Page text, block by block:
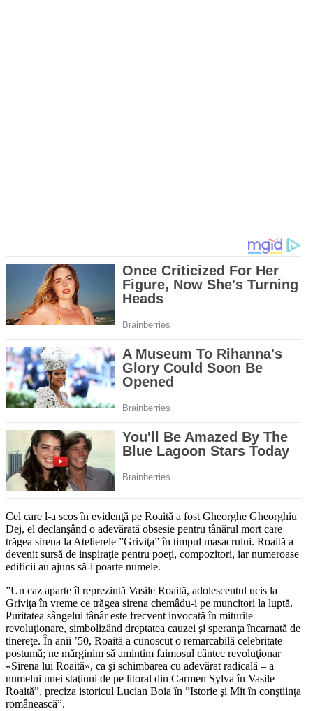
Cel care l-a scos în evidenţă pe Roaită a fost Gheorghe Gheorghiu
Dej, el declanşând o adevărată obsesie pentru tânărul mort care
trăgea sirena la Atelierele ”Griviţa” în timpul masacrului. Roaită a
devenit sursă de inspiraţie pentru poeţi, compozitori, iar numeroase
edificii au ajuns să-i poarte numele.
”Un caz aparte îl reprezintă Vasile Roaită, adolescentul ucis la
Griviţa în vreme ce trăgea sirena chemâdu-i pe muncitori la luptă.
Puritatea sângelui tânâr este frecvent invocată în miturile
revoluţionare, simbolizând dreptatea cauzei şi speranţa încarnată de
tinereţe. În anii ’50, Roaită a cunoscut o remarcabilă celebritate
postumă; ne mărginim să amintim faimosul cântec revoluţionar
«Sirena lui Roaită», ca şi schimbarea cu adevărat radicală – a
numelui unei staţiuni de pe litoral din Carmen Sylva în Vasile
Roaită”, preciza istoricul Lucian Boia în ”Istorie şi Mit în conştiinţa
românească”.